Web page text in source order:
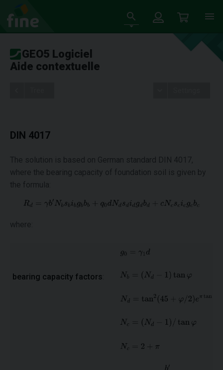
GEO5 Logiciel
Aide contextuelle
DIN 4017
The solution is based on German standard DIN 4017,
where the bearing capacity of foundation soil is given by
the formula:
where:
bearing capacity factors